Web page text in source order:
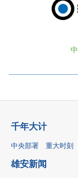
千年大计
中央部署 重大时刻
雄安新闻